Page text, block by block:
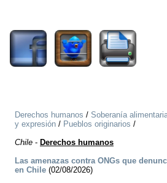
Derechos humanos / Soberanía
y expresión / Pueblos originarios /
Chile - Derechos humanos
Las amenazas contra ONGs que
en Chile (02/08/2026)